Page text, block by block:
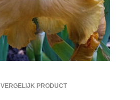
VERGELIJK PRODUCT